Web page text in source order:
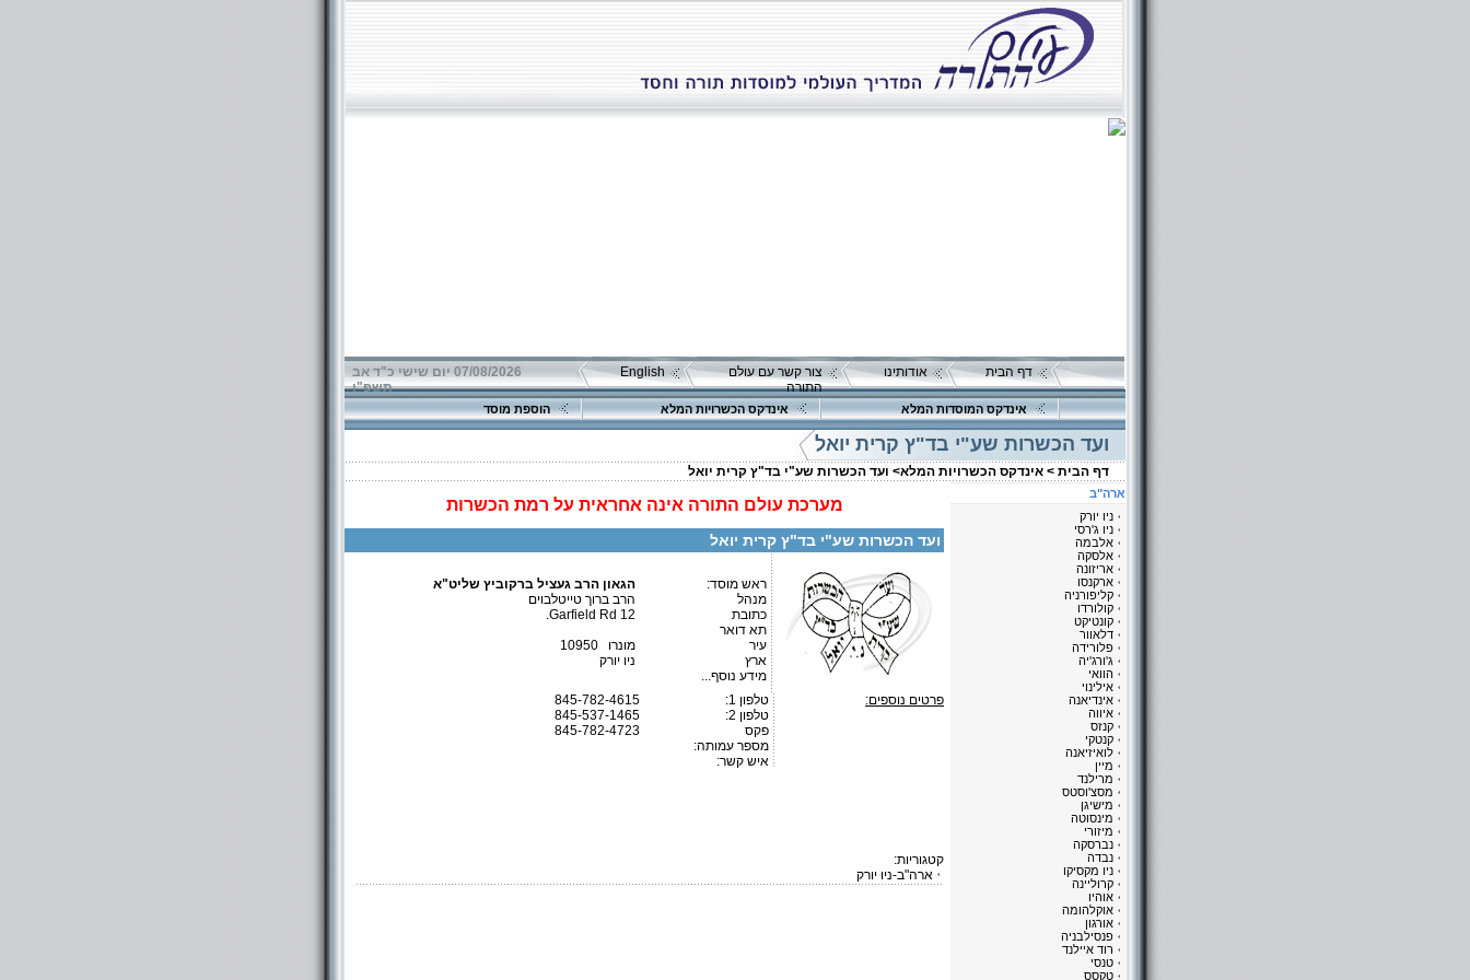
דף הבית אודותינו
צור קשר עם עולם
התורה
English
07/08/2026 יום שישי כ"ד אב
תשפ"ו
אינדקס המוסדות המלא אינדקס הכשרויות המלא הוספת מוסד
ועד הכשרות שע"י בד"ץ קרית יואל
דף הבית > אינדקס הכשרויות המלא> ועד הכשרות שע"י בד"ץ קרית יואל
מערכת עולם התורה אינה אחראית על רמת הכשרות
ועד הכשרות שע"י בד"ץ קרית יואל
ראש מוסד:
הגאון הרב געציל ברקוביץ שליט"א
מנהל
הרב ברוך טייטלבוים
כתובת
12 Garfield Rd.
תא דואר
עיר
מונרו 10950
ארץ
ניו יורק
מידע נוסף...
פרטים נוספים:
טלפון 1:
טלפון 2:
פקס
מספר עמותה:
איש קשר:
845-782-4615
845-537-1465
845-782-4723
קטגוריות:
ארה"ב-ניו יורק
ארה"ב
ניו יורק
ניו ג'רסי
אלבמה
אלסקה
אריזונה
ארקנסו
קליפורניה
קולורדו
קונטיקט
דלאוור
פלורידה
ג'ורג'יה
הוואי
אילינוי
אינדיאנה
איווה
קנזס
קנטקי
לואיזיאנה
מיין
מרילנד
מסצ'וסטס
מישיגן
מינסוטה
מיזורי
נברסקה
נבדה
ניו מקסיקו
קרוליינה
אוהיו
אוקלהומה
אורגון
פנסילבניה
רוד איילנד
טנסי
טקסס